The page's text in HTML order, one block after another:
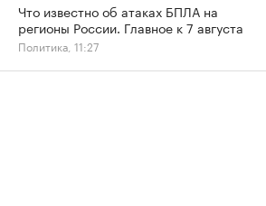
Что известно об атаках БПЛА на
регионы России. Главное к 7 августа
Политика, 11:27